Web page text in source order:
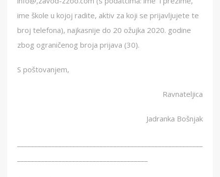
ime škole u kojoj radite, aktiv za koji se prijavljujete te
broj telefona), najkasnije do 20 ožujka 2020. godine
zbog ograničenog broja prijava (30).
S poštovanjem,
Ravnateljica
Jadranka Bošnjak